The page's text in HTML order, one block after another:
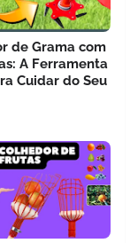
de Grama com
A Ferramenta
Cuidar do Seu